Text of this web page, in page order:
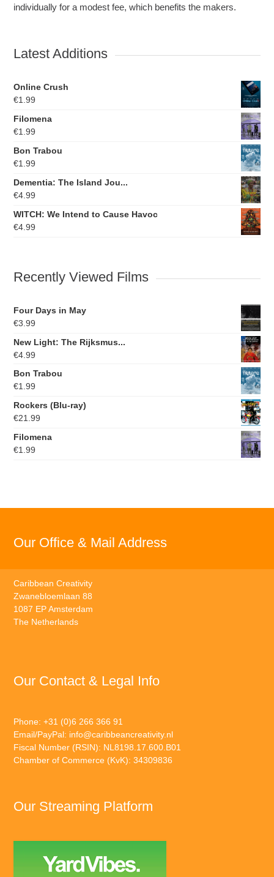
individually for a modest fee, which benefits the makers.
Latest Additions
Online Crush
€1.99
Filomena
€1.99
Bon Trabou
€1.99
Dementia: The Island Jou...
€4.99
WITCH: We Intend to Cause Havoc
€4.99
Recently Viewed Films
Four Days in May
€3.99
New Light: The Rijksmus...
€4.99
Bon Trabou
€1.99
Rockers (Blu-ray)
€21.99
Filomena
€1.99
Our Office & Mail Address
Caribbean Creativity
Zwanebloemlaan 88
1087 EP Amsterdam
The Netherlands
Our Contact & Legal Info
Phone: +31 (0)6 266 366 91
Email/PayPal: info@caribbeancreativity.nl
Fiscal Number (RSIN): NL8198.17.600.B01
Chamber of Commerce (KvK): 34309836
Our Streaming Platform